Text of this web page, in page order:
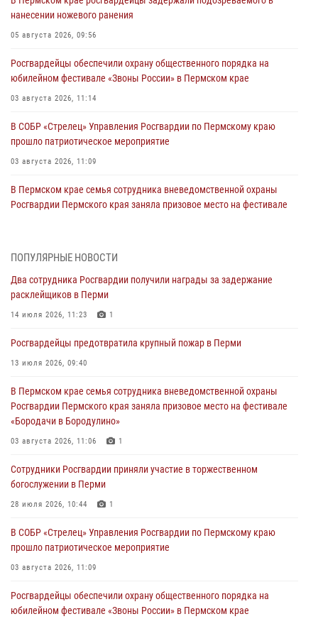
нанесении ножевого ранения
05 августа 2026, 09:56
Росгвардейцы обеспечили охрану общественного порядка на
юбилейном фестивале «Звоны России» в Пермском крае
03 августа 2026, 11:14
В СОБР «Стрелец» Управления Росгвардии по Пермскому краю
прошло патриотическое мероприятие
03 августа 2026, 11:09
В Пермском крае семья сотрудника вневедомственной охраны
Росгвардии Пермского края заняла призовое место на фестивале
юных спортсменов
03 августа 2026, 10:59
30 июля 2026, 05:19
богослужении в Перми
28 июля 2026, 10:44
Росгвардейцы оказали силовую поддержку при задержании
28 июля 2026, 06:15
ПОПУЛЯРНЫЕ НОВОСТИ
Два сотрудника Росгвардии получили награды за задержание
расклейщиков в Перми
14 июля 2026, 11:23 1
Росгвардейцы предотвратила крупный пожар в Перми
13 июля 2026, 09:40
В Пермском крае семья сотрудника вневедомственной охраны
Росгвардии Пермского края заняла призовое место на фестивале
«Бородачи в Бородулино»
03 августа 2026, 11:06 1
Сотрудники Росгвардии приняли участие в торжественном
богослужении в Перми
28 июля 2026, 10:44 1
В СОБР «Стрелец» Управления Росгвардии по Пермскому краю
прошло патриотическое мероприятие
03 августа 2026, 11:09
Росгвардейцы обеспечили охрану общественного порядка на
юбилейном фестивале «Звоны России» в Пермском крае